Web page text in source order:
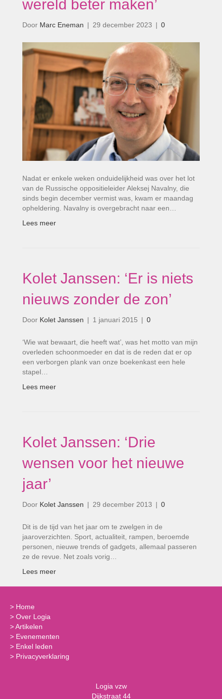
wereld beter maken’
Door Marc Eneman | 29 december 2023 | 0
Nadat er enkele weken onduidelijkheid was over het lot
van de Russische oppositieleider Aleksej Navalny, die
sinds begin december vermist was, kwam er maandag
opheldering. Navalny is overgebracht naar een…
Lees meer
Kolet Janssen: ‘Er is niets
nieuws zonder de zon’
Door Kolet Janssen | 1 januari 2015 | 0
‘Wie wat bewaart, die heeft wat’, was het motto van mijn
overleden schoonmoeder en dat is de reden dat er op
een verborgen plank van onze boekenkast een hele
stapel…
Lees meer
Kolet Janssen: ‘Drie
wensen voor het nieuwe
jaar’
Door Kolet Janssen | 29 december 2013 | 0
Dit is de tijd van het jaar om te zwelgen in de
jaaroverzichten. Sport, actualiteit, rampen, beroemde
personen, nieuwe trends of gadgets, allemaal passeren
ze de revue. Net zoals vorig…
Lees meer
> Home
> Over Logia
>Artikelen
> Evenementen
> Enkel leden
> Privacyverklaring
Logia vzw
Dijkstraat 44